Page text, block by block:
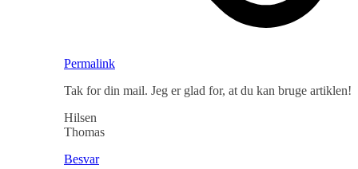
Permalink
Tak for din mail. Jeg er glad for, at du kan bruge artiklen!
Hilsen
Thomas
Besvar